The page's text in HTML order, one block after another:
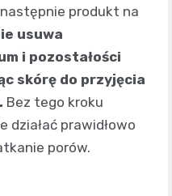
produkt na
usuwa
i pozostałości
skórę do przyjęcia
Bez tego kroku
działać prawidłowo
porów.